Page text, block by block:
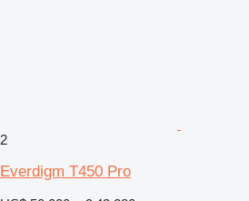
2
Everdigm T450 Pro